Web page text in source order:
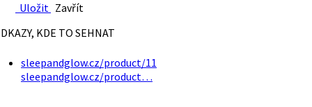
Uložit Zavřít
KDE TO SEHNAT
sleepandglow.cz/product/11
sleepandglow.cz/product…